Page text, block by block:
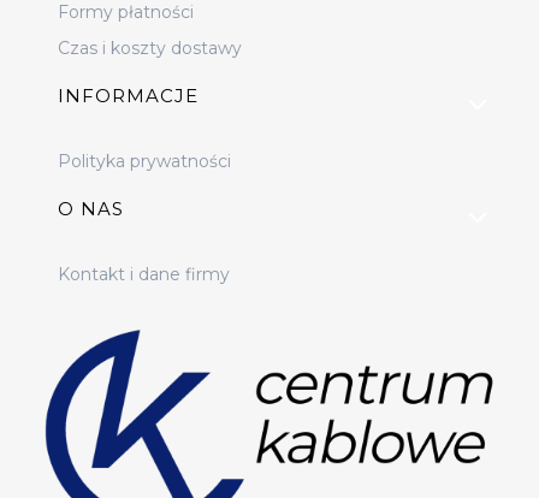
Formy płatności
Czas i koszty dostawy
INFORMACJE
Polityka prywatności
O NAS
Kontakt i dane firmy